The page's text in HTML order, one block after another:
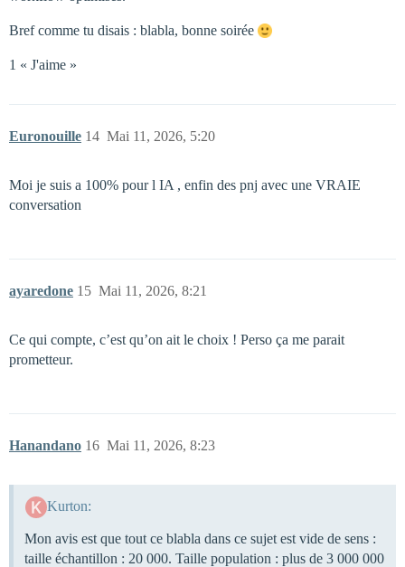
Bref comme tu disais : blabla, bonne soirée
1 « J'aime »
Euronouille Mai 11, 2026, 5:20
14
Moi je suis a 100% pour l IA , enfin des pnj avec une VRAIE
conversation
ayaredone Mai 11, 2026, 8:21
15
Ce qui compte, c’est qu’on ait le choix ! Perso ça me parait
prometteur.
Hanandano Mai 11, 2026, 8:23
16
Kurton:
Mon avis est que tout ce blabla dans ce sujet est vide de sens :
taille échantillon : 20 000. Taille population : plus de 3 000 000